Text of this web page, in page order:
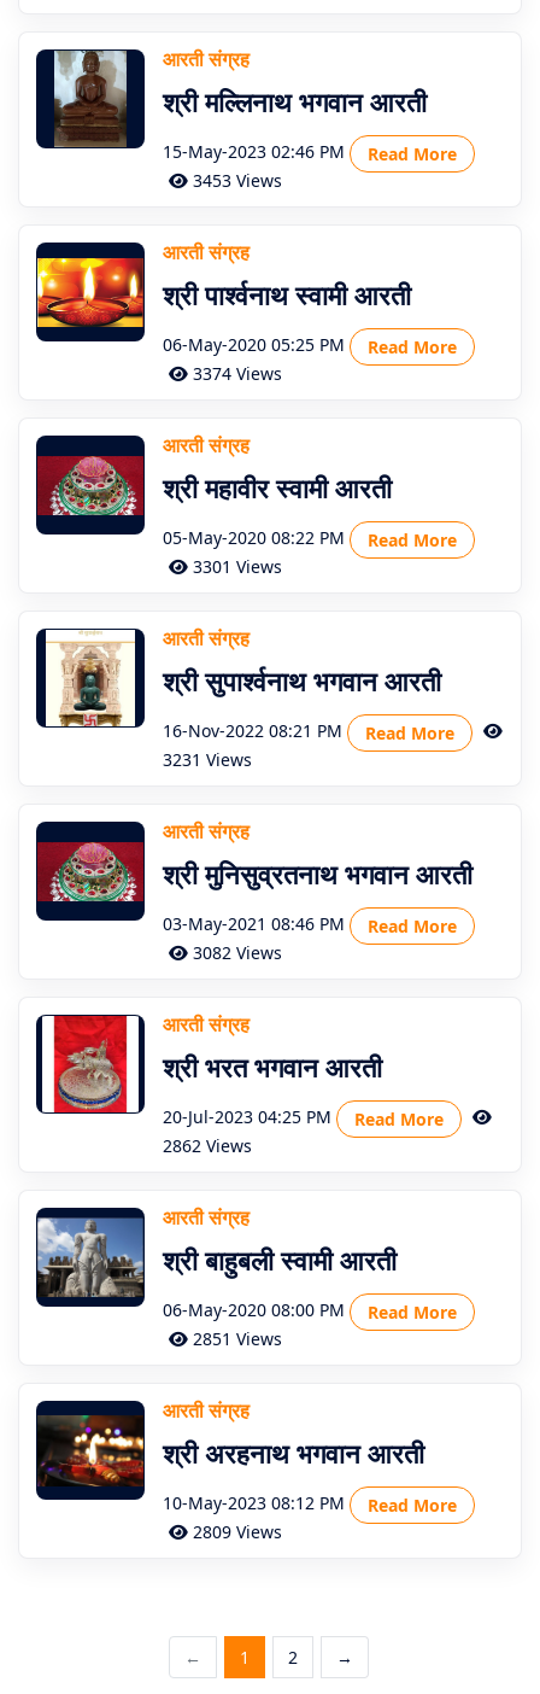
आरती संग्रह
श्री मल्लिनाथ भगवान आरती
15-May-2023 02:46 PM
Read More
3453 Views
आरती संग्रह
श्री पार्श्वनाथ स्वामी आरती
06-May-2020 05:25 PM
Read More
3374 Views
आरती संग्रह
श्री महावीर स्वामी आरती
05-May-2020 08:22 PM
Read More
3301 Views
आरती संग्रह
श्री सुपार्श्वनाथ भगवान आरती
16-Nov-2022 08:21 PM
Read More
3231 Views
आरती संग्रह
श्री मुनिसुव्रतनाथ भगवान आरती
03-May-2021 08:46 PM
Read More
3082 Views
आरती संग्रह
श्री भरत भगवान आरती
20-Jul-2023 04:25 PM
Read More
2862 Views
आरती संग्रह
श्री बाहुबली स्वामी आरती
06-May-2020 08:00 PM
Read More
2851 Views
आरती संग्रह
श्री अरहनाथ भगवान आरती
10-May-2023 08:12 PM
Read More
2809 Views
← 1 2 →